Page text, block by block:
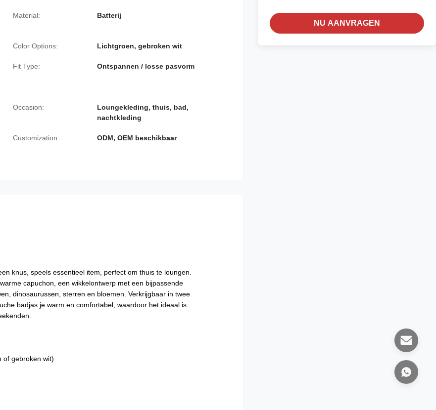
Material: Batterij
Color Options: Lichtgroen, gebroken wit
Fit Type: Ontspannen / losse pasvorm
Occasion:
Loungekleding, thuis, bad,
nachtkleding
Customization: ODM, OEM beschikbaar
knus, speels essentieel item, perfect om thuis te loungen.
capuchon, een wikkelontwerp met een bijpassende
dinosaurussen, sterren en bloemen. Verkrijgbaar in twee
badjas je warm en comfortabel, waardoor het ideaal is
of gebroken wit)
NU AANVRAGEN